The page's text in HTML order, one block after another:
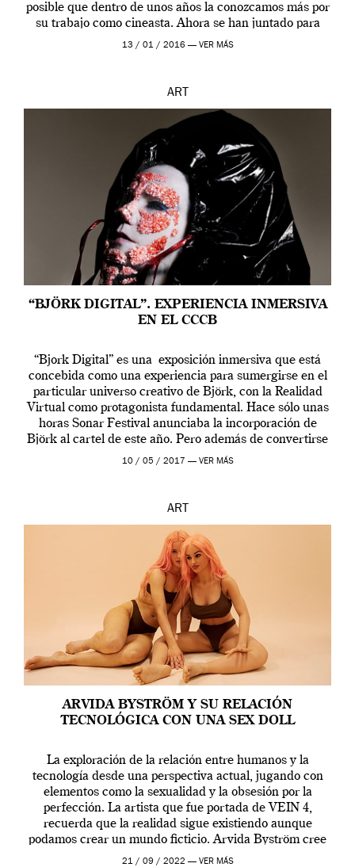
posible que dentro de unos años la conozcamos más por
su trabajo como cineasta. Ahora se han juntado para
contarnos una […]
13 / 01 / 2016 — VER MÁS
ART
“BJÖRK DIGITAL”. EXPERIENCIA INMERSIVA
EN EL CCCB
“Bjork Digital” es una exposición inmersiva que está
concebida como una experiencia para sumergirse en el
particular universo creativo de Björk, con la Realidad
Virtual como protagonista fundamental. Hace sólo unas
horas Sonar Festival anunciaba la incorporación de
Björk al cartel de este año. Pero además de convertirse
en una de las actuaciones más relevantes […]
10 / 05 / 2017 — VER MÁS
ART
ARVIDA BYSTRÖM Y SU RELACIÓN
TECNOLÓGICA CON UNA SEX DOLL
La exploración de la relación entre humanos y la
tecnología desde una perspectiva actual, jugando con
elementos como la sexualidad y la obsesión por la
perfección. La artista que fue portada de VEIN 4,
recuerda que la realidad sigue existiendo aunque
podamos crear un mundo ficticio. Arvida Byström cree
que los humanos tienen un complejo […]
21 / 09 / 2022 — VER MÁS